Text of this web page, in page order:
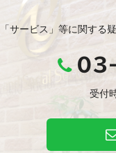
「サービス」等に関する
受付